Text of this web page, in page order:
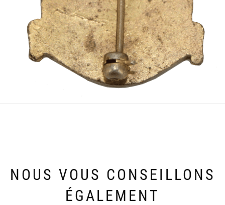
NOUS VOUS CONSEILLONS
ÉGALEMENT